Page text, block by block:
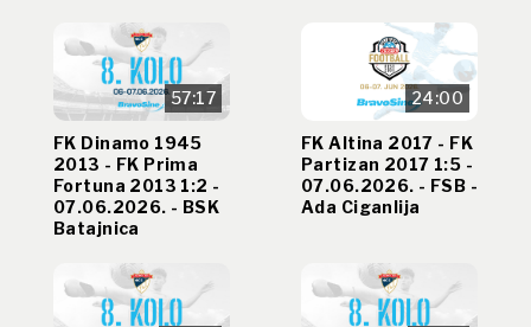
57:17
FK Dinamo 1945
2013 - FK Prima
Fortuna 2013 1:2 -
07.06.2026. - BSK
Batajnica
24:00
FK Altina 2017 - FK
Partizan 2017 1:5 -
07.06.2026. - FSB -
Ada Ciganlija